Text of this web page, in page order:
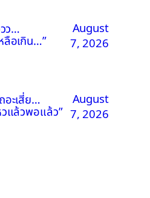
ว…
ลือเกิน…”
August
7, 2026
ะเสี่ย…
แล้วพอแล้ว”
August
7, 2026